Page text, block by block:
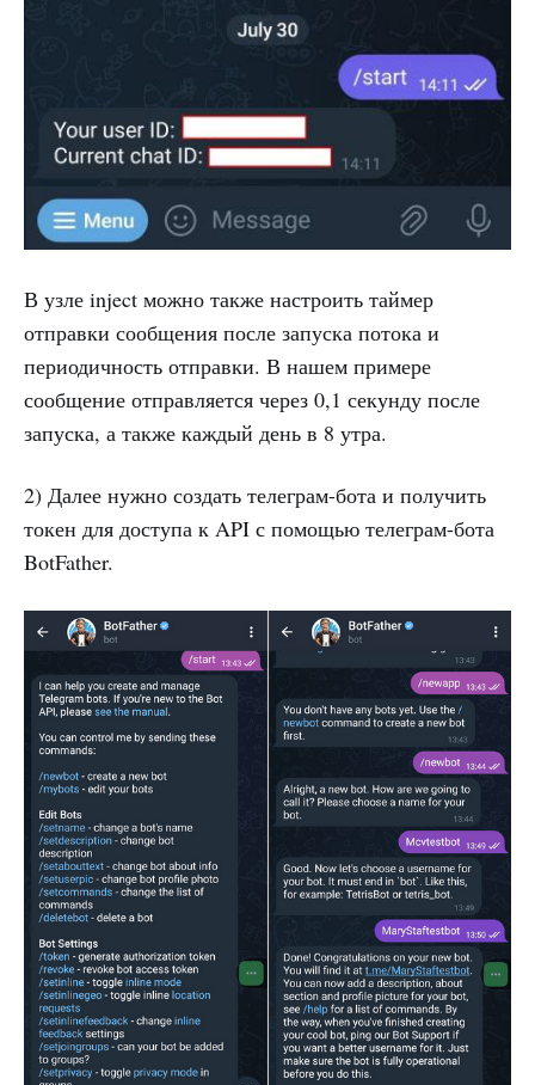
В узле inject можно также настроить таймер
отправки сообщения после запуска потока и
периодичность отправки. В нашем примере
сообщение отправляется через 0,1 секунду после
запуска, а также каждый день в 8 утра.
2) Далее нужно создать телеграм-бота и получить
токен для доступа к API с помощью телеграм-бота
BotFather.